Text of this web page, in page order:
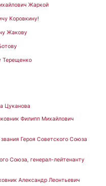
Жаркой
Коровкину!
Жакову
Терещенко
Цуканова
Филипп Михайлович
Героя Советского Союза
Союза, генерал-лейтенанту
Александр Леонтьевич